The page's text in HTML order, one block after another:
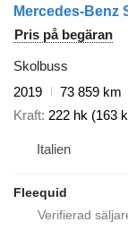
Mercedes-Benz
Pris på begäran
Skolbuss
2019
73 859 km
Kraft 222 hk (163
Italien
Fleequid